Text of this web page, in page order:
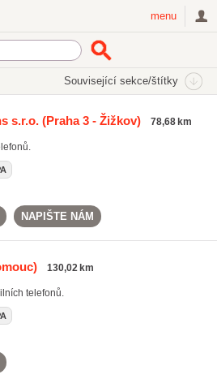
menu
Související sekce/štítky
s.r.o.(Praha 3 - Žižkov) 78,68 km
NAPIŠTE NÁM
130,02 km
telefonů.